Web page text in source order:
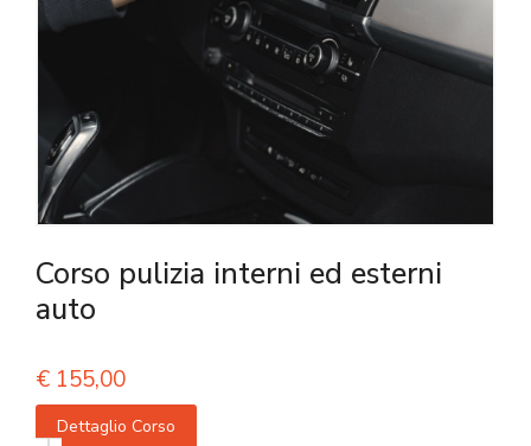
Corso pulizia interni ed esterni
auto
€ 155,00
Dettaglio Corso